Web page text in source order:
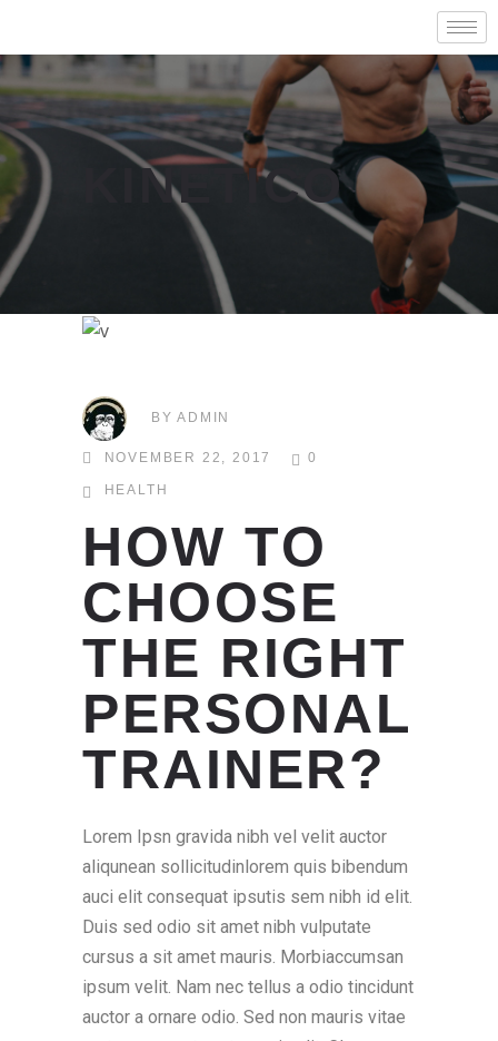
KINETICO
BYADMIN
NOVEMBER 22, 2017 0
HEALTH
HOW TO
CHOOSE
THE RIGHT
PERSONAL
TRAINER?
Lorem Ipsn gravida nibh vel velit auctor
aliqunean sollicitudinlorem quis bibendum
auci elit consequat ipsutis sem nibh id elit.
Duis sed odio sit amet nibh vulputate
cursus a sit amet mauris. Morbiaccumsan
ipsum velit. Nam nec tellus a odio tincidunt
auctor a ornare odio. Sed non mauris vitae